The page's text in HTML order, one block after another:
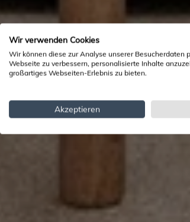
Wir verwenden Cookies
Wir können diese zur Analyse unserer Besucherdaten
Webseite zu verbessern, personalisierte Inhalte
großartiges Webseiten-Erlebnis zu bieten.
Akzeptieren